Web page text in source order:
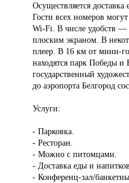
Осуществляется
Гости всех номеров
Wi-Fi. В числе удобств —
плоским экраном. В
плеер. В 16 км от мини-
находятся парк Победы и
государственный
до аэропорта Белгород
Услуги:
- Парковка.
- Ресторан.
- Можно с питомцами.
- Доставка еды и
- Конференц-зал/